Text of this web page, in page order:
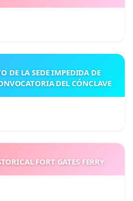
DE LA SEDE IMPEDIDA DE
DEL CÓNCLAVE
FORT GATES FERRY